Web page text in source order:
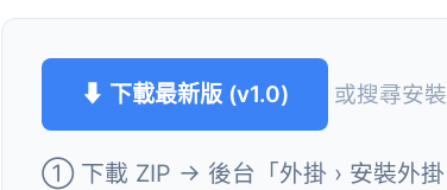
⬇ 下載最新版 (v1.0) 或搜尋安裝
① 下載 ZIP → 後台「外掛 › 安裝外掛